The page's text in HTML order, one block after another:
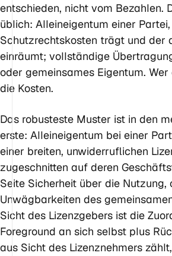
entschieden, nicht vom Bezahlen.
üblich: Alleineigentum einer
Schutzrechtskosten trägt und der
einräumt; vollständige
oder gemeinsames Eigentum.
die Kosten.
Das robusteste Muster ist in den
erste: Alleineigentum bei einer
einer breiten, unwiderruflichen
zugeschnitten auf deren
Seite Sicherheit über die Nutzung,
Unwägbarkeiten des
Sicht des Lizenzgebers ist die
Foreground an sich selbst plus
aus Sicht des Lizenznehmers